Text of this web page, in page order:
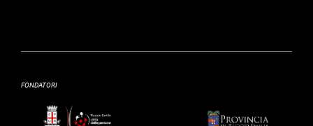
FONDATORI